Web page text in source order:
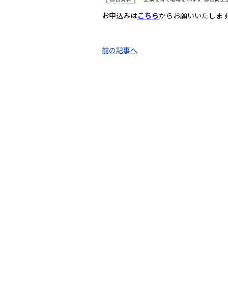
お申込みはこちらからお願いいたしま
前の記事へ